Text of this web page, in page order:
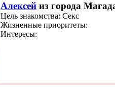
Алексей из города
Цель знакомства: Секс
Жизненные приоритеты:
Интересы: